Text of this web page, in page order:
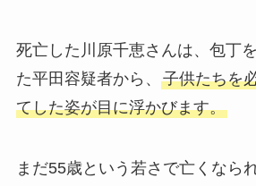
死亡した川原千恵さんは、包丁
た平田容疑者から、 子供たちを
てした姿が目に浮かびます。
まだ55歳という若さで亡くなら